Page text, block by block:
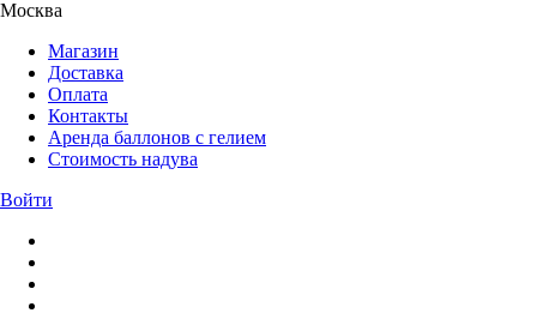
Москва
Магазин
Доставка
Оплата
Контакты
Аренда баллонов с гелием
Стоимость надува
Войти